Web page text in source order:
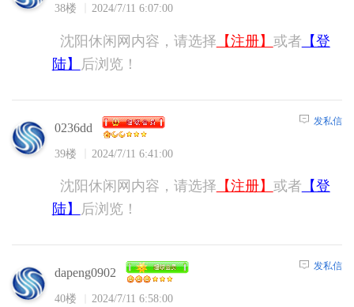
38楼 2024/7/11 6:07:00
沈阳休闲网内容，请选择 【注册】 或者 【登
陆】
后浏览！
0236dd
39楼 2024/7/11 6:41:00
发私信
沈阳休闲网内容，请选择 【注册】 或者 【登
陆】
后浏览！
dapeng0902
40楼 2024/7/11 6:58:00
发私信